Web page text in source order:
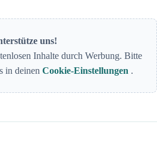
uns!
Inhalte durch Werbung. Bitte
in deinen Cookie-Einstellungen .